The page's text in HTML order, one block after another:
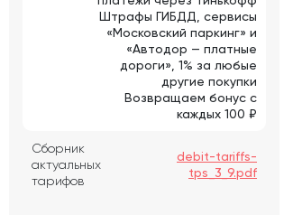
Штрафы ГИБДД, сервисы
«Московский паркинг» и
«Автодор — платные
дороги», 1% за любые
другие покупки
Возвращаем бонус с
каждых 100 ₽
Сборник
актуальных
тарифов
debit-tariffs-
tps_3_9.pdf